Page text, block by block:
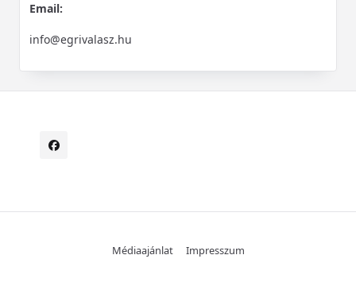
Email:
info@egrivalasz.hu
Médiaajánlat Impresszum